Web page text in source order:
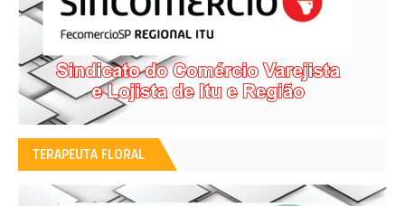
TERAPEUTA FLORAL